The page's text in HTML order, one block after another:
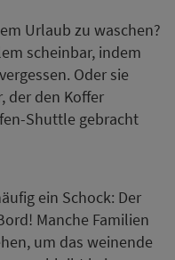
Urlaub zu waschen?
scheinbar, indem
Oder sie
der den Koffer
Shuttle gebracht
ein Schock: Der
Manche Familien
um das weinende